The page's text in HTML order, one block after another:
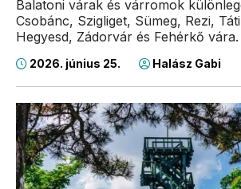
Balatoni várak és várromok
Csobánc, Szigliget, Sümeg, Rezi,
Hegyesd, Zádorvár és Fehérkő vára.
2026. június 25. Halász Gabi